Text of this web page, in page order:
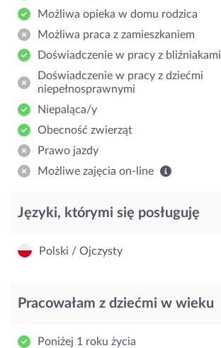
Możliwa opieka w domu rodzica
Możliwa praca z zamieszkaniem
Doświadczenie w pracy z bliźniakami
Doświadczenie w pracy z dziećmi
niepełnosprawnymi
Niepaląca/y
Obecność zwierząt
Prawo jazdy
Możliwe zajęcia on-line
Języki, którymi się posługuję
Polski / Ojczysty
Pracowałam z dziećmi w wieku
Poniżej 1 roku życia